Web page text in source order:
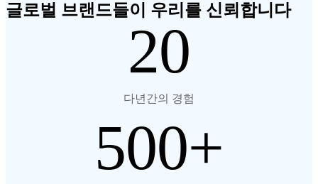
글로벌 브랜드들이 우리를 신뢰합니다
20
다년간의 경험
500